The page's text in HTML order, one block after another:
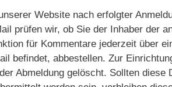
Website nach erfolgter
prüfen wir, ob Sie der Inhaber der
für Kommentare jederzeit über
befindet, abbestellen. Zur
Abmeldung gelöscht. Sollten diese